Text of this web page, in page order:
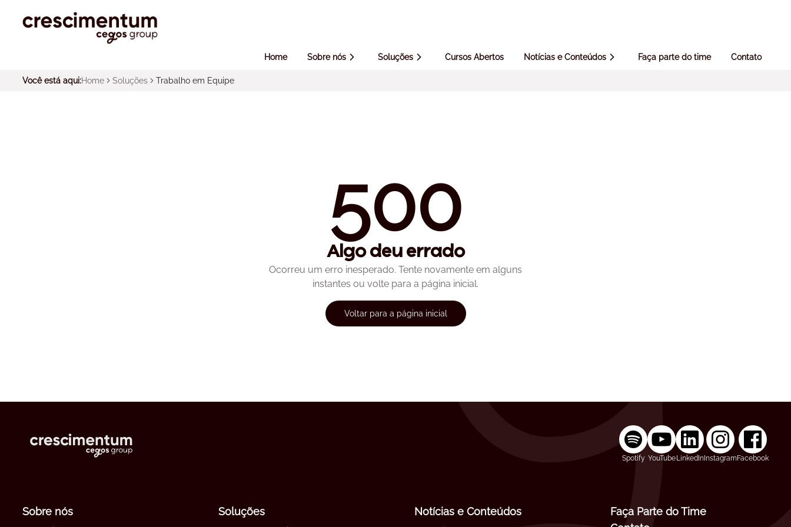
Home Sobre nós Soluções Cursos Abertos Notícias e Conteúdos Faça parte do time Contato
Você está aqui:Home Soluções Trabalho em Equipe
500
Algo deu errado
Ocorreu um erro inesperado. Tente novamente em alguns
instantes ou volte para a página inicial.
Voltar para a página inicial
Spotify YouTubeLinkedInInstagramFacebook
Sobre nós Soluções Notícias e Conteúdos
Faça Parte do Time